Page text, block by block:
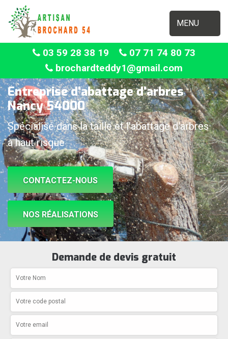
MENU
03 59 28 38 19
07 71 74 80 73
brochardteddy1@gmail.com
Entreprise d'abattage d'arbres
Nancy 54000
Spécialisé dans la taille et l'abattage d'arbres
à haut risque
CONTACTEZ-NOUS
NOS RÉALISATIONS
Demande de devis gratuit